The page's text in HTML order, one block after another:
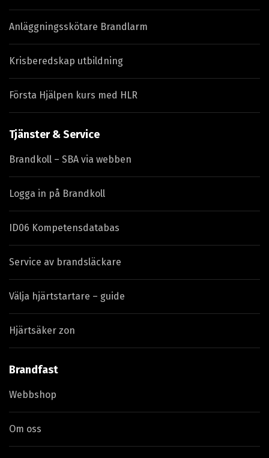
Anläggningsskötare Brandlarm
Krisberedskap utbildning
Första Hjälpen kurs med HLR
Tjänster & Service
Brandkoll – SBA via webben
Logga in på Brandkoll
ID06 Kompetensdatabas
Service av brandsläckare
Välja hjärtstartare – guide
Hjärtsäker zon
Brandfast
Webbshop
Om oss